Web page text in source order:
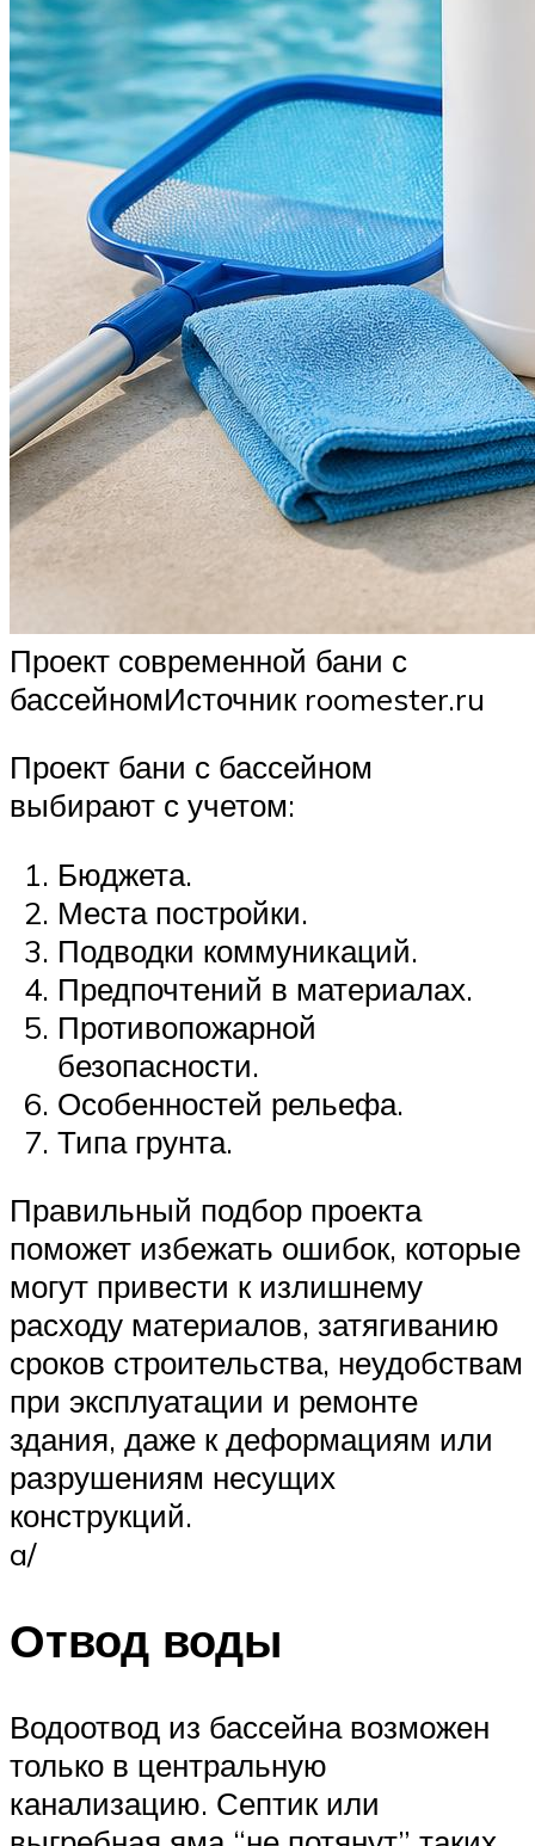
Проект современной бани с
бассейномИсточник roomester.ru
Проект бани с бассейном
выбирают с учетом:
Бюджета.
Места постройки.
Подводки коммуникаций.
Предпочтений в материалах.
Противопожарной
безопасности.
Особенностей рельефа.
Типа грунта.
Правильный подбор проекта
поможет избежать ошибок, которые
могут привести к излишнему
расходу материалов, затягиванию
сроков строительства, неудобствам
при эксплуатации и ремонте
здания, даже к деформациям или
разрушениям несущих
конструкций.
a/
Отвод воды
Водоотвод из бассейна возможен
только в центральную
канализацию. Септик или